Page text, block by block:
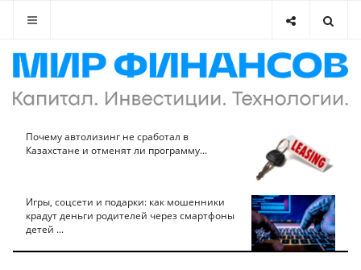
Почему автолизинг не сработал в
Казахстане и отменят ли программу...
Игры, соцсети и подарки: как мошенники
крадут деньги родителей через смартфоны
детей ...